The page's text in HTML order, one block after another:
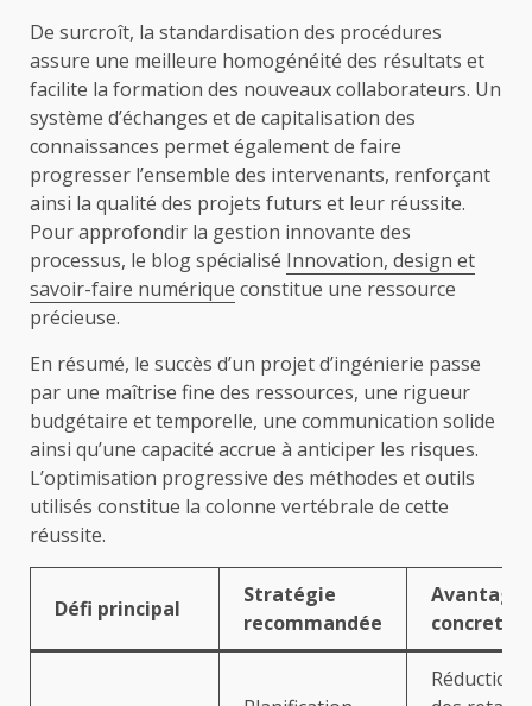
De surcroît, la standardisation des procédures
assure une meilleure homogénéité des résultats et
facilite la formation des nouveaux collaborateurs. Un
système d’échanges et de capitalisation des
connaissances permet également de faire
progresser l’ensemble des intervenants, renforçant
ainsi la qualité des projets futurs et leur réussite.
Pour approfondir la gestion innovante des
processus, le blog spécialisé Innovation, design et
savoir-faire numérique constitue une ressource
précieuse.
En résumé, le succès d’un projet d’ingénierie passe
par une maîtrise fine des ressources, une rigueur
budgétaire et temporelle, une communication solide
ainsi qu’une capacité accrue à anticiper les risques.
L’optimisation progressive des méthodes et outils
utilisés constitue la colonne vertébrale de cette
réussite.
Défi principal
Stratégie
recommandée
concrets
Réduction